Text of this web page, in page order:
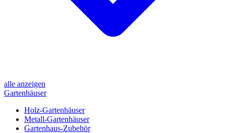
alle anzeigen
Gartenhäuser
Holz-Gartenhäuser
Metall-Gartenhäuser
Gartenhaus-Zubehör